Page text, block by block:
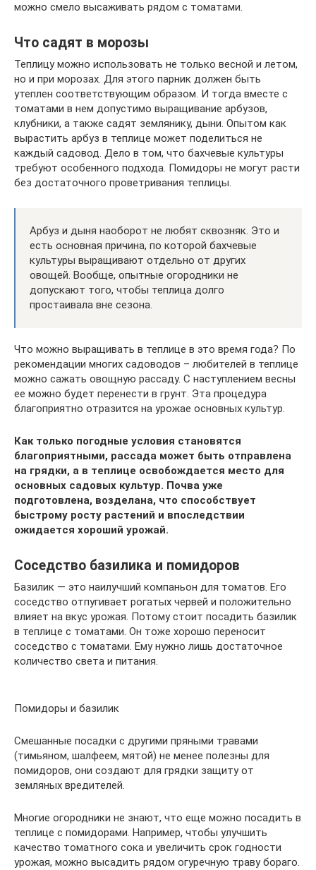
можно смело высаживать рядом с томатами.
Что садят в морозы
Теплицу можно использовать не только весной и летом,
но и при морозах. Для этого парник должен быть
утеплен соответствующим образом. И тогда вместе с
томатами в нем допустимо выращивание арбузов,
клубники, а также садят землянику, дыни. Опытом как
вырастить арбуз в теплице может поделиться не
каждый садовод. Дело в том, что бахчевые культуры
требуют особенного подхода. Помидоры не могут расти
без достаточного проветривания теплицы.
Арбуз и дыня наоборот не любят сквозняк. Это и
есть основная причина, по которой бахчевые
культуры выращивают отдельно от других
овощей. Вообще, опытные огородники не
допускают того, чтобы теплица долго
простаивала вне сезона.
Что можно выращивать в теплице в это время года? По
рекомендации многих садоводов – любителей в теплице
можно сажать овощную рассаду. С наступлением весны
ее можно будет перенести в грунт. Эта процедура
благоприятно отразится на урожае основных культур.
Как только погодные условия становятся
благоприятными, рассада может быть отправлена
на грядки, а в теплице освобождается место для
основных садовых культур. Почва уже
подготовлена, возделана, что способствует
быстрому росту растений и впоследствии
ожидается хороший урожай.
Соседство базилика и помидоров
Базилик — это наилучший компаньон для томатов. Его
соседство отпугивает рогатых червей и положительно
влияет на вкус урожая. Потому стоит посадить базилик
в теплице с томатами. Он тоже хорошо переносит
соседство с томатами. Ему нужно лишь достаточное
количество света и питания.
Помидоры и базилик
Смешанные посадки с другими пряными травами
(тимьяном, шалфеем, мятой) не менее полезны для
помидоров, они создают для грядки защиту от
земляных вредителей.
Многие огородники не знают, что еще можно посадить в
теплице с помидорами. Например, чтобы улучшить
качество томатного сока и увеличить срок годности
урожая, можно высадить рядом огуречную траву бораго.